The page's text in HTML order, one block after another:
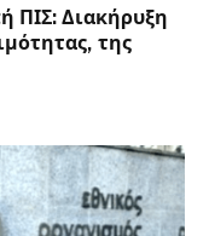
ΠΙΣ: Διακήρυξη
της